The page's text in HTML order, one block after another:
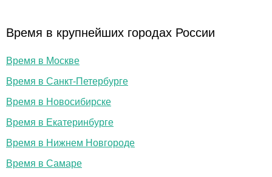
Время в крупнейших городах России
Время в Москве
Время в Санкт-Петербурге
Время в Новосибирске
Время в Екатеринбурге
Время в Нижнем Новгороде
Время в Самаре